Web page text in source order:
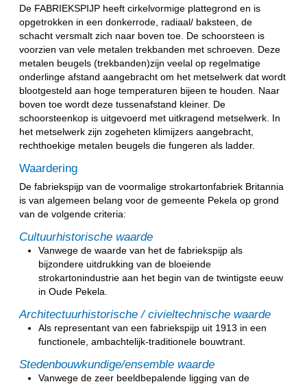
De FABRIEKSPIJP heeft cirkelvormige plattegrond en is
opgetrokken in een donkerrode, radiaal/ baksteen, de
schacht versmalt zich naar boven toe. De schoorsteen is
voorzien van vele metalen trekbanden met schroeven. Deze
metalen beugels (trekbanden)zijn veelal op regelmatige
onderlinge afstand aangebracht om het metselwerk dat wordt
blootgesteld aan hoge temperaturen bijeen te houden. Naar
boven toe wordt deze tussenafstand kleiner. De
schoorsteenkop is uitgevoerd met uitkragend metselwerk. In
het metselwerk zijn zogeheten klimijzers aangebracht,
rechthoekige metalen beugels die fungeren als ladder.
Waardering
De fabriekspijp van de voormalige strokartonfabriek Britannia
is van algemeen belang voor de gemeente Pekela op grond
van de volgende criteria:
Cultuurhistorische waarde
Vanwege de waarde van het de fabriekspijp als
bijzondere uitdrukking van de bloeiende
strokartonindustrie aan het begin van de twintigste eeuw
in Oude Pekela.
Architectuurhistorische / civieltechnische waarde
Als representant van een fabriekspijp uit 1913 in een
functionele, ambachtelijk-traditionele bouwtrant.
Stedenbouwkundige/ensemble waarde
Vanwege de zeer beeldbepalende ligging van de